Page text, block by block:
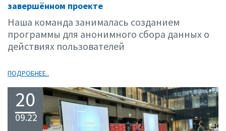
завершённом проекте
Наша команда занималась созданием
программы для анонимного сбора данных о
действиях пользователей
ПОДРОБНЕЕ..
20
09.22